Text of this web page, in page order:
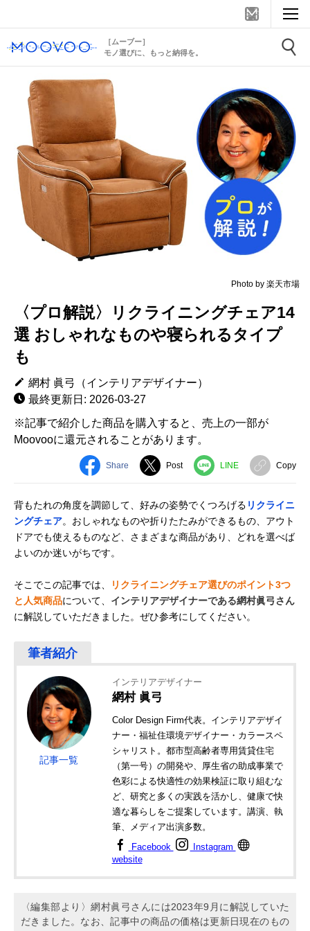
［ムーブー］
モノ選びに、もっと納得を。
Photo by 楽天市場
〈プロ解説〉リクライニングチェア14
選 おしゃれなものや寝られるタイプ
も
網村 眞弓（インテリアデザイナー）
最終更新日: 2026-03-27
※記事で紹介した商品を購入すると、売上の一部が
Moovooに還元されることがあります。
Share Post LINE Copy
背もたれの角度を調節して、好みの姿勢でくつろげる リクライニ
ングチェア。おしゃれなものや折りたたみができるもの、アウト
ドアでも使えるものなど、さまざまな商品があり、どれを選べば
よいのか迷いがちです。
そこでこの記事では、
リクライニングチェア選びのポイント3つ
と人気商品について、 インテリアデザイナーである網村眞弓さん
に解説していただきました。ぜひ参考にしてください。
記事一覧
インテリアデザイナー
網村 眞弓
Color Design Firm代表。インテリアデザイ
ナー・福祉住環境デザイナー・カラースペ
シャリスト。都市型高齢者専用賃貸住宅
（第一号）の開発や、厚生省の助成事業で
色彩による快適性の効果検証に取り組むな
ど、研究と多くの実践を活かし、健康で快
適な暮らしをご提案しています。講演、執
筆、メディア出演多数。
Facebook
Instagram
website
〈編集部より〉網村眞弓さんには2023年9月に解説していた
だきました。なお、記事中の商品の価格は更新日現在のもの